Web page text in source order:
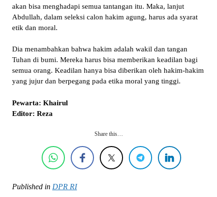
akan bisa menghadapi semua tantangan itu. Maka, lanjut
Abdullah, dalam seleksi calon hakim agung, harus ada syarat
etik dan moral.
Dia menambahkan bahwa hakim adalah wakil dan tangan
Tuhan di bumi. Mereka harus bisa memberikan keadilan bagi
semua orang. Keadilan hanya bisa diberikan oleh hakim-hakim
yang jujur dan berpegang pada etika moral yang tinggi.
Pewarta: Khairul
Editor: Reza
Share this…
Published in DPR RI